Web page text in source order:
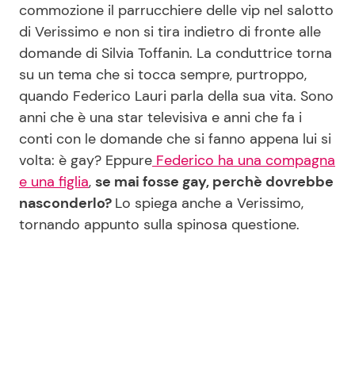
Seguici
Info
Chi siamo
Disclaimer e Privacy
commozione il parrucchiere delle vip nel salotto
di Verissimo e non si tira indietro di fronte alle
domande di Silvia Toffanin. La conduttrice torna
su un tema che si tocca sempre, purtroppo,
quando Federico Lauri parla della sua vita. Sono
anni che è una star televisiva e anni che fa i
conti con le domande che si fanno appena lui si
volta: è gay? Eppure Federico ha una compagna
e una figlia, se mai fosse gay, perchè dovrebbe
nasconderlo? Lo spiega anche a Verissimo,
tornando appunto sulla spinosa questione.